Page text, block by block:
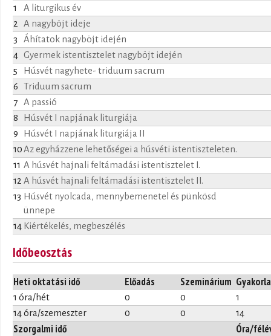
1
A liturgikus év
2
A nagyböjt ideje
3
Áhítatok nagyböjt idején
4 Gyermek istentisztelet nagyböjt idején
5
Húsvét nagyhete- triduum sacrum
6
Triduum sacrum
7
A passió
8
Húsvét I napjának liturgiája
9
Húsvét I napjának liturgiája II
10Az egyházzene lehetőségei a húsvéti istentiszteleten.
11 A húsvét hajnali feltámadási istentisztelet I.
12 A húsvét hajnali feltámadási istentisztelet II.
13 Húsvét nyolcada, mennybemenetel és pünkösd
ünnepe
14 Kiértékelés, megbeszélés
Időbeosztás
Heti oktatási idő Előadás Szeminárium
1 óra/hét 0 0
1
14 óra/szemeszter
0 0 14
Szorgalmi idő Óra/